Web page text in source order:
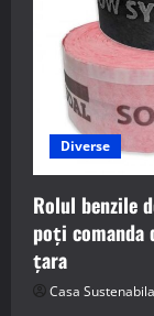
Diverse
Rolul benzile
poți comanda
țara
Casa Sustenabila